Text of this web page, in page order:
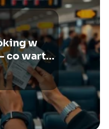
w
co warto